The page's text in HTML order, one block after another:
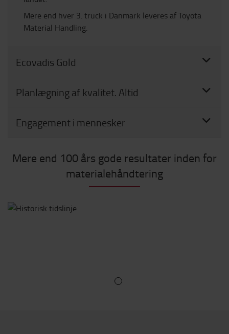
Mere end hver 3. truck i Danmark leveres af Toyota
Material Handling.
Ecovadis Gold
Planlægning af kvalitet. Altid
Engagement i mennesker
Mere end 100 års gode resultater inden for
materialehåndtering